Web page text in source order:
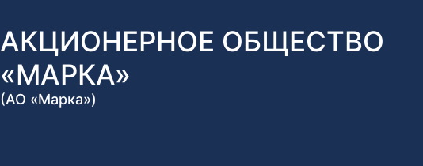
АКЦИОНЕРНОЕ ОБЩЕСТВО
«МАРКА»
(АО «Марка»)